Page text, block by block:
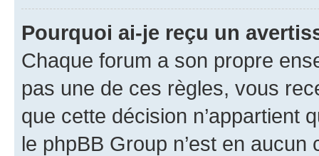
Pourquoi ai-je reçu un
Chaque forum a son propre
pas une de ces règles, vous
que cette décision n’appartient
le phpBB Group n’est en